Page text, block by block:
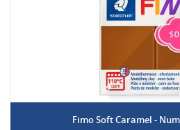
Fimo Soft Caramel -